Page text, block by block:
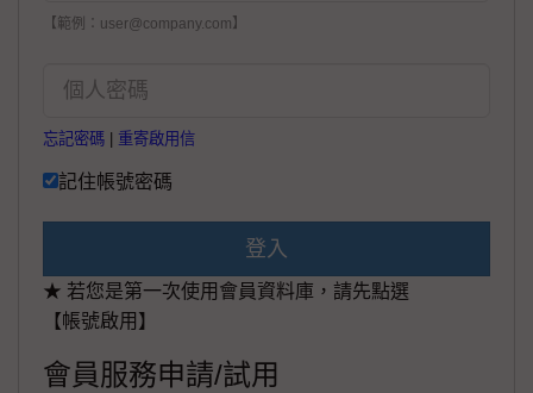
【範例：user@company.com】
忘記密碼 重寄啟用信
記住帳號密碼
登入
★ 若您是第一次使用會員資料庫，請先點選
【帳號啟用】
會員服務申請/試用